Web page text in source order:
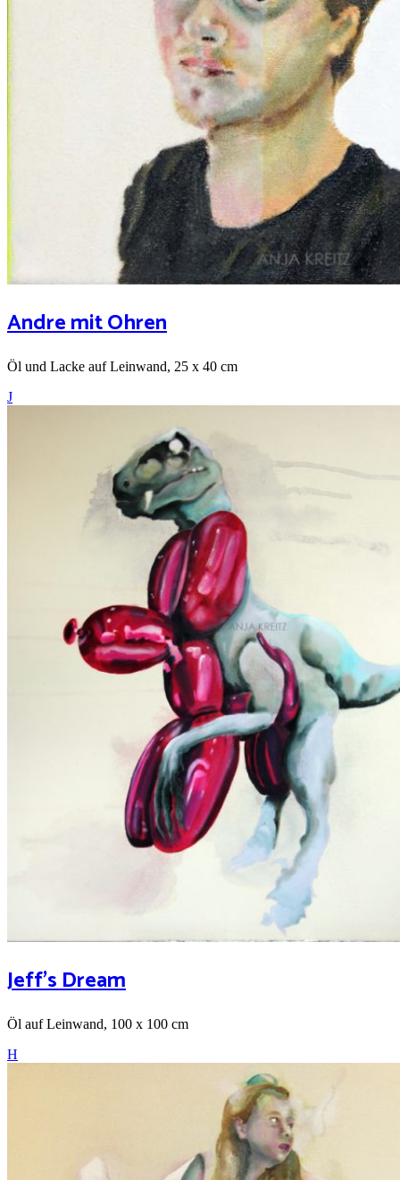
Andre mit Ohren
Öl und Lacke auf Leinwand, 25 x 40 cm
J
Jeff’s Dream
Öl auf Leinwand, 100 x 100 cm
H